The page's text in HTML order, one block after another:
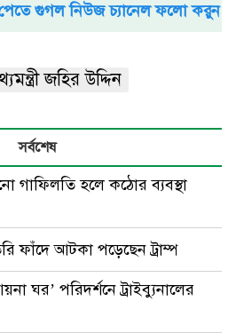
গুগল নিউজ চ্যানেল ফলো করুন
জহির উদ্দিন
সর্বশেষ
গাফিলতি হলে কঠোর ব্যবস্থা
ফাঁদে আটকা পড়েছেন ট্রাম্প
ঘর’ পরিদর্শনে ট্রাইব্যুনালের